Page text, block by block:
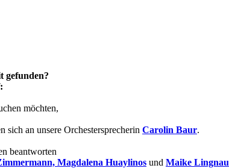
gefunden?
möchten,
sich an unsere Orchestersprecherin Carolin Baur.
beantworten
Magdalena Huaylinos und Maike Lingnau